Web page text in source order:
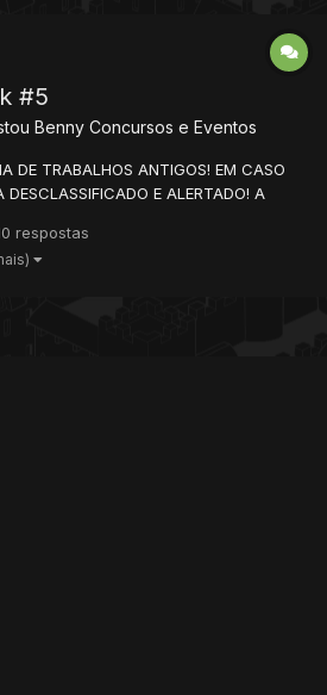
#5
Benny Concursos e Eventos
DE TRABALHOS ANTIGOS! EM CASO
DESCLASSIFICADO E ALERTADO! A
SER EDITADO NOS PRIMEIROS 10
ENVIAR RESPOSTAR NO
respostas